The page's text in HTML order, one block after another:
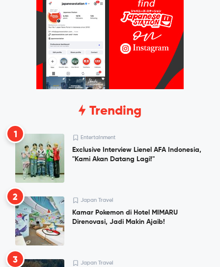
Trending
1 Entertainment
Exclusive Interview Lienel AFA Indonesia,
"Kami Akan Datang Lagi!"
2 Japan Travel
Kamar Pokemon di Hotel MIMARU
Direnovasi, Jadi Makin Ajaib!
3 Japan Travel